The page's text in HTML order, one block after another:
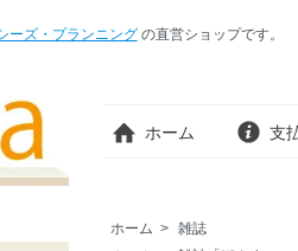
ーズ・プランニングの直営ショップです。
ホーム 支
ホーム > 雑誌